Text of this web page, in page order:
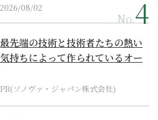
2026/08/02
No.
最先端の技術と技術者たちの熱い
気持ちによって作られているオー
PR(ソノヴァ・ジャパン株式会社)